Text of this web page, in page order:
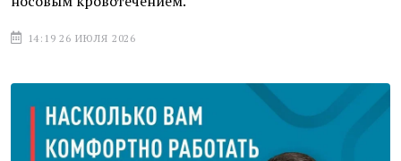
14:19 26 ИЮЛЯ 2026